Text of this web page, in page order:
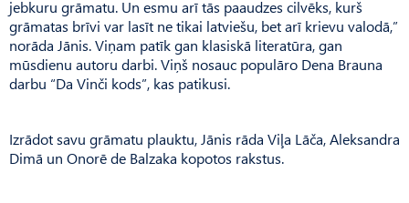
jebkuru grāmatu. Un esmu arī tās paaudzes cilvēks, kurš
grāmatas brīvi var lasīt ne tikai latviešu, bet arī krievu valodā,”
norāda Jānis. Viņam patīk gan klasiskā literatūra, gan
mūsdienu autoru darbi. Viņš nosauc populāro Dena Brauna
darbu “Da Vinči kods”, kas patikusi.
Izrādot savu grāmatu plauktu, Jānis rāda Viļa Lāča, Aleksandra
Dimā un Onorē de Balzaka kopotos rakstus.